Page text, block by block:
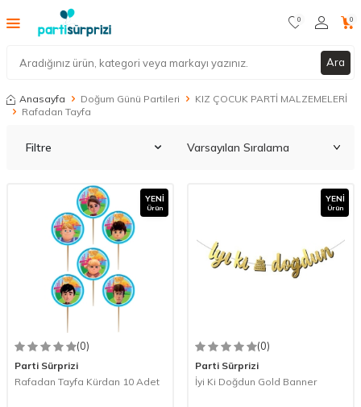
Ara
0 0
Anasayfa Doğum Günü Partileri
KIZ ÇOCUK PARTİ MALZEMELERİ
Rafadan Tayfa
Filtre
YENI
Ürün
(0)
Parti Sürprizi
Rafadan Tayfa Kürdan 10 Adet
YENI
Ürün
(0)
Parti Sürprizi
İyi Ki Doğdun Gold Banner